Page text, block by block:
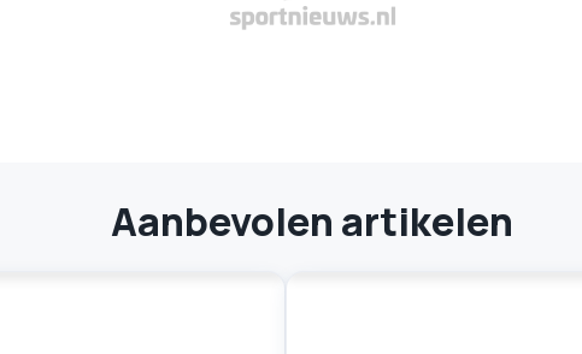
Aanbevolen artikelen